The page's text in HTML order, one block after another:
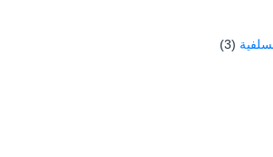
(3)